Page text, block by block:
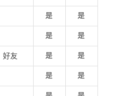
是 是
是 是
好友 是 是
是 是